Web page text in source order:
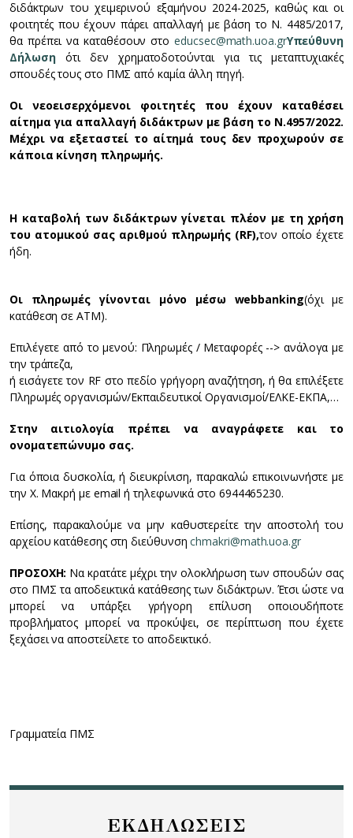
διδάκτρων του χειμερινού εξαμήνου 2024-2025, καθώς και οι
φοιτητές που έχουν πάρει απαλλαγή με βάση το Ν. 4485/2017,
θα πρέπει να καταθέσουν στοeducsec@math.uoa.grΥπεύθυνη
Δήλωσηότι δεν χρηματοδοτούνται για τις μεταπτυχιακές
σπουδές τους στο ΠΜΣ από καμία άλλη πηγή.
Οι νεοεισερχόμενοι φοιτητές που έχουν καταθέσει
αίτημα για απαλλαγή διδάκτρων με βάση το Ν.4957/2022.
Μέχρι να εξεταστεί το αίτημά τους δεν προχωρούν σε
κάποια κίνηση πληρωμής.
Η καταβολή των διδάκτρων γίνεται πλέον με τη χρήση
του ατομικού σας αριθμού πληρωμής (RF),τον οποίο έχετε
ήδη.
Οι πληρωμές γίνονται μόνο μέσω webbanking(όχι με
κατάθεση σε ATM).
Επιλέγετε από το μενού: Πληρωμές / Μεταφορές --> ανάλογα με
την τράπεζα,
ή εισάγετε τον RF στο πεδίο γρήγορη αναζήτηση, ή θα επιλέξετε
Πληρωμές οργανισμών/Εκπαιδευτικοί Οργανισμοί/ΕΛΚΕ-ΕΚΠΑ,…
Στην αιτιολογία πρέπει να αναγράφετε και το
ονοματεπώνυμο σας.
Για όποια δυσκολία, ή διευκρίνιση, παρακαλώ επικοινωνήστε με
την Χ. Μακρή με email ή τηλεφωνικά στο 6944465230.
Επίσης, παρακαλούμε να μην καθυστερείτε την αποστολή του
αρχείου κατάθεσης στη διεύθυνσηchmakri@math.uoa.gr
ΠΡΟΣΟΧΗ: Να κρατάτε μέχρι την ολοκλήρωση των σπουδών σας
στο ΠΜΣ τα αποδεικτικά κατάθεσης των διδάκτρων. Έτσι ώστε να
μπορεί να υπάρξει γρήγορη επίλυση οποιουδήποτε
προβλήματος μπορεί να προκύψει, σε περίπτωση που έχετε
ξεχάσει να αποστείλετε το αποδεικτικό.
Γραμματεία ΠΜΣ
ΕΚΔΗΛΩΣΕΙΣ